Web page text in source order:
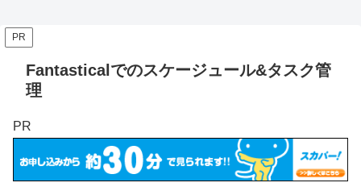
PR
Fantasticalでのスケージュール&タスク管
理
PR